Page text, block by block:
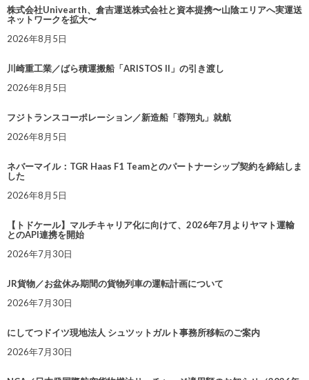
株式会社Univearth、倉吉運送株式会社と資本提携〜山陰エリアへ実運送
ネットワークを拡大〜
2026年8月5日
川崎重工業／ばら積運搬船「ARISTOS II」の引き渡し
2026年8月5日
フジトランスコーポレーション／新造船「蓉翔丸」就航
2026年8月5日
ネバーマイル：TGR Haas F1 Teamとのパートナーシップ契約を締結しま
した
2026年8月5日
【トドケール】マルチキャリア化に向けて、2026年7月よりヤマト運輸
とのAPI連携を開始
2026年7月30日
JR貨物／お盆休み期間の貨物列車の運転計画について
2026年7月30日
にしてつドイツ現地法人 シュツットガルト事務所移転のご案内
2026年7月30日